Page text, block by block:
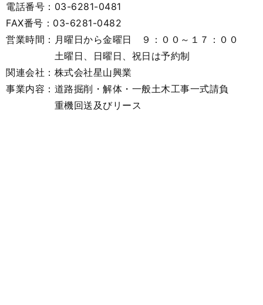
電話番号：03-6281-0481
FAX番号：03-6281-0482
営業時間：月曜日から金曜日 ９：００～１７：００
土曜日、日曜日、祝日は予約制
関連会社：株式会社星山興業
事業内容：道路掘削・解体・一般土木工事一式請負
重機回送及びリース